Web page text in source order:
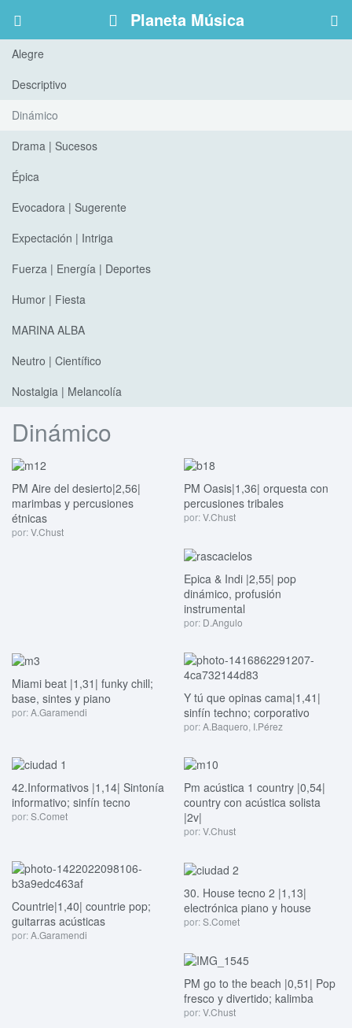
Planeta Música
Alegre
Descriptivo
Dinámico
Drama | Sucesos
Épica
Evocadora | Sugerente
Expectación | Intriga
Fuerza | Energía | Deportes
Humor | Fiesta
MARINA ALBA
Neutro | Científico
Nostalgia | Melancolía
Dinámico
PM Aire del desierto|2,56|
marimbas y percusiones
étnicas
por:V.Chust
PM Oasis|1,36| orquesta con
percusiones tribales
por:V.Chust
Epica & Indi |2,55| pop
dinámico, profusión
instrumental
por: D.Angulo
Miami beat |1,31| funky chill;
base, sintes y piano
por:A.Garamendi
Y tú que opinas cama|1,41|
sinfín techno; corporativo
por:A.Baquero I.Pérez
42.Informativos |1,14| Sintonía
informativo; sinfín tecno
por:S.Comet
Pm acústica 1 country |0,54|
country con acústica solista
|2v|
por:V.Chust
Countrie|1,40| countrie pop;
guitarras acústicas
por:A.Garamendi
30. House tecno 2 |1,13|
electrónica piano y house
por:S.Comet
PM go to the beach |0,51| Pop
fresco y divertido; kalimba
por:V.Chust